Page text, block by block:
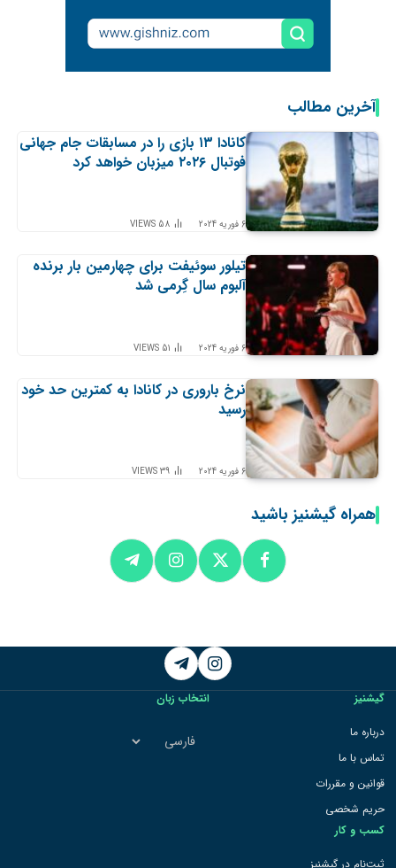
آخرین مطالب
کانادا ۱۳ بازی را در مسابقات جام جهانی
فوتبال ۲۰۲۶ میزبان خواهد کرد
6 فوریه 2024 58
VIEWS
تیلور سوئیفت برای چهارمین بار برنده
آلبوم سال گِرمی شد
6 فوریه 2024 51
VIEWS
نرخ باروری در کانادا به کمترین حد خود
رسید
6 فوریه 2024 39
VIEWS
همراه گیشنیز باشید
Instagram
Telegram
گیشنیز
درباره ما
تماس با ما
قوانین و مقررات
حریم شخصی
کسب و کار
ثبت‌نام در گیشنیز
انتخاب زبان
انتخاب
زبان